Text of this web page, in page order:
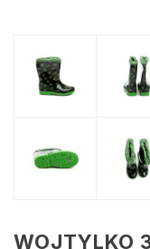
WOJTYLKO